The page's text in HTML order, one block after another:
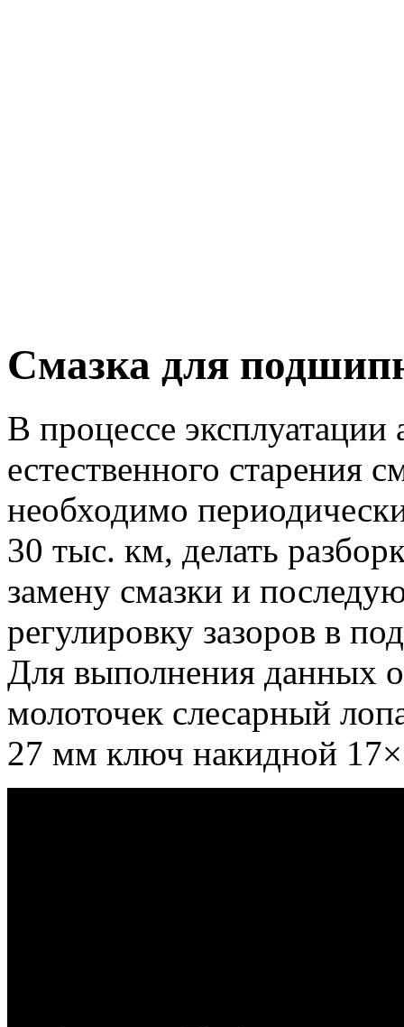
Смазка для
В процессе эксплуатации
естественного старения
необходимо
30 тыс. км, делать
замену смазки и
регулировку зазоров в
Для выполнения данных
молоточек слесарный
27 мм ключ накидной